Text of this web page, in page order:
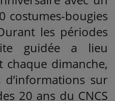
costumes-bougies
les périodes
guidée a lieu
chaque dimanche,
sur
20 ans du CNCS